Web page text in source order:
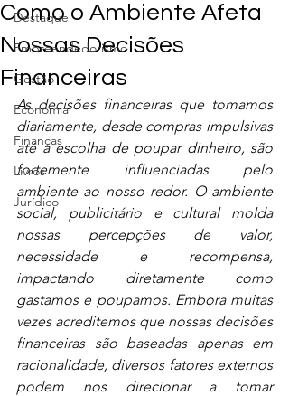
Destaque
Empreendedorismo
Gestão
Economia
Finanças
Livros
Jurídico
Como o Ambiente Afeta
Nossas Decisões
Financeiras
As decisões financeiras que tomamos
diariamente, desde compras impulsivas
até a escolha de poupar dinheiro, são
fortemente influenciadas pelo
ambiente ao nosso redor. O ambiente
social, publicitário e cultural molda
nossas percepções de valor,
necessidade e recompensa,
impactando diretamente como
gastamos e poupamos. Embora muitas
vezes acreditemos que nossas decisões
financeiras são baseadas apenas em
racionalidade, diversos fatores externos
podem nos direcionar a tomar